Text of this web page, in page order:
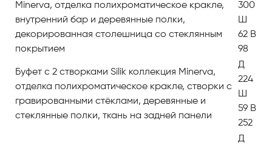
Minerva, отделка полихроматическое кракле,
внутренний бар и деревянные полки,
декорированная столешница со стеклянным
покрытием
300
Ш
62 В
98
Буфет с 2 створками Silik коллекция Minerva,
отделка полихроматическое кракле, створки с
гравированными стёклами, деревянные и
стеклянные полки, ткань на задней панели
Д
224
Ш
59 В
252
Д